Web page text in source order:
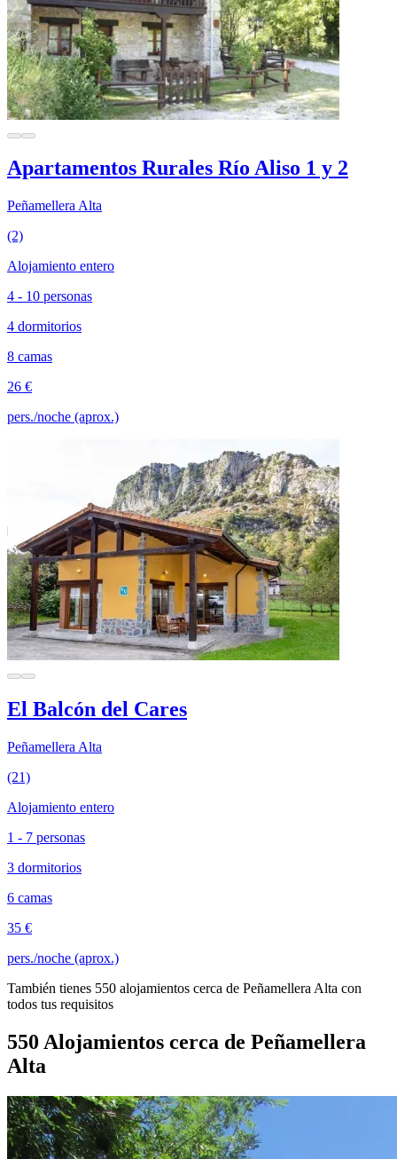
Apartamentos Rurales Río Aliso 1 y 2
Peñamellera Alta
(2)
Alojamiento entero
4 - 10 personas
4 dormitorios
8 camas
26 €
pers./noche (aprox.)
El Balcón del Cares
Peñamellera Alta
(21)
Alojamiento entero
1 - 7 personas
3 dormitorios
6 camas
35 €
pers./noche (aprox.)
También tienes 550 alojamientos cerca de Peñamellera Alta con
todos tus requisitos
550 Alojamientos cerca de Peñamellera
Alta